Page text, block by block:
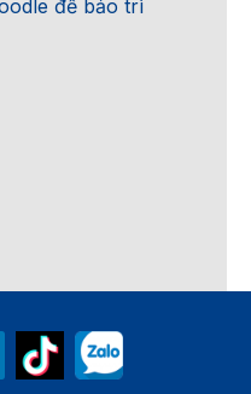
để bảo trì